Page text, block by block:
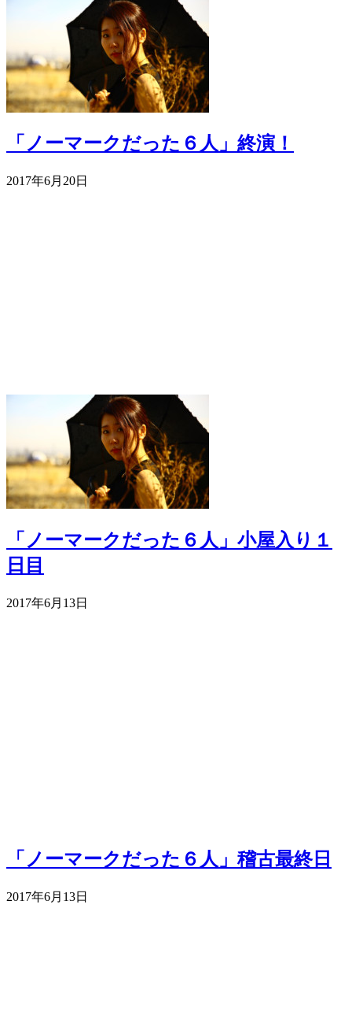
「ノーマークだった６人」終演！
2017年6月20日
「ノーマークだった６人」小屋入り１
日目
2017年6月13日
「ノーマークだった６人」稽古最終日
2017年6月13日